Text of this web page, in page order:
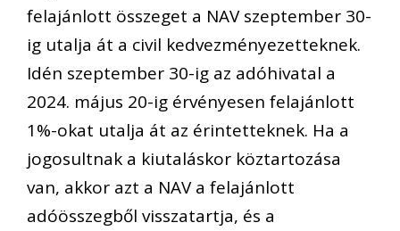
felajánlott összeget a NAV szeptember 30-
ig utalja át a civil kedvezményezetteknek.
Idén szeptember 30-ig az adóhivatal a
2024. május 20-ig érvényesen felajánlott
1%-okat utalja át az érintetteknek. Ha a
jogosultnak a kiutaláskor köztartozása
van, akkor azt a NAV a felajánlott
adóösszegből visszatartja, és a